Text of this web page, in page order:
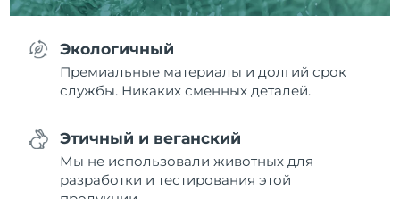
Экологичный
Премиальные материалы и долгий срок
службы. Никаких сменных деталей.
Этичный и веганский
Мы не использовали животных для
разработки и тестирования этой